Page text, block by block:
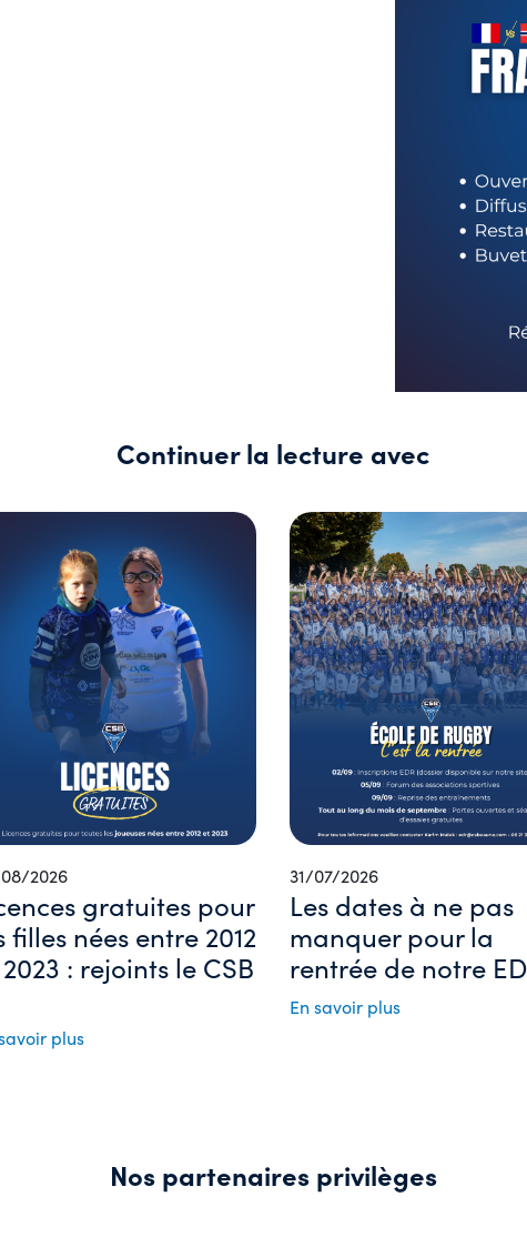
Continuer la lecture avec
2026
gratuites pour
filles nées entre 2012
: rejoints le CSB
plus
31/07/2026
Les dates à ne pas
manquer pour la
rentrée de notre
En savoir plus
Nos partenaires privilèges